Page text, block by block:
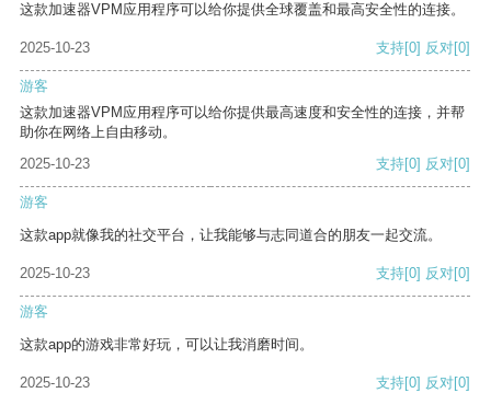
这款加速器VPM应用程序可以给你提供全球覆盖和最高安全性的连接。
2025-10-23 支持[0] 反对[0]
游客
这款加速器VPM应用程序可以给你提供最高速度和安全性的连接，并帮
助你在网络上自由移动。
2025-10-23
支持[0] 反对[0]
游客
这款app就像我的社交平台，让我能够与志同道合的朋友一起交流。
2025-10-23 支持[0] 反对[0]
游客
这款app的游戏非常好玩，可以让我消磨时间。
2025-10-23 支持[0] 反对[0]